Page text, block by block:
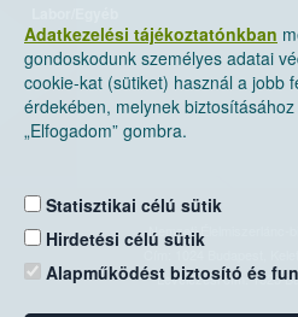
Adatkezelési tájékoztatónkban
gondoskodunk személyes adatai
cookie-kat (sütiket) használ a jobb
érdekében, melynek
„Elfogadom” gombra.
Statisztikai célú sütik
Hirdetési célú sütik
Alapműködést biztosító és
Nemzeti Élelmiszerlánc-
Levelezési cím: 1525